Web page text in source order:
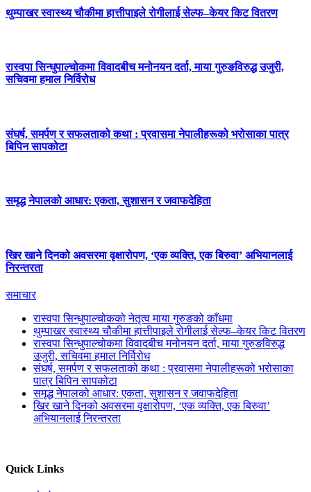
थुम्पाखर स्वास्थ्य चौकीमा हात्तीपाइले रोगीलाई सेल्फ–केयर किट वितरण
रास्वपा सिन्धुपाल्चोकमा विवादबीच मनोनयन दर्ता, माया गुरुङविरुद्ध उजुरी,
सचिवमा हमाल निर्विरोध
संघर्ष, समर्पण र सफलताको कथा : प्रवासमा नेपालीहरूको भरोसाका पात्र
बिपिन सापकोटा
समृद्ध नेपालको आधार: एकता, सुशासन र जवाफदेहिता
खिर खाने दिनको अवसरमा वृक्षारोपण, ‘एक व्यक्ति, एक बिरुवा’ अभियानलाई
निरन्तरता
समाचार
रास्वपा सिन्धुपाल्चोकको नेतृत्व माया गुरुङको काँधमा
थुम्पाखर स्वास्थ्य चौकीमा हात्तीपाइले रोगीलाई सेल्फ–केयर किट वितरण
रास्वपा सिन्धुपाल्चोकमा विवादबीच मनोनयन दर्ता, माया गुरुङविरुद्ध
उजुरी, सचिवमा हमाल निर्विरोध
संघर्ष, समर्पण र सफलताको कथा : प्रवासमा नेपालीहरूको भरोसाका
पात्र बिपिन सापकोटा
समृद्ध नेपालको आधार: एकता, सुशासन र जवाफदेहिता
खिर खाने दिनको अवसरमा वृक्षारोपण, ‘एक व्यक्ति, एक बिरुवा’
अभियानलाई निरन्तरता
Quick Links